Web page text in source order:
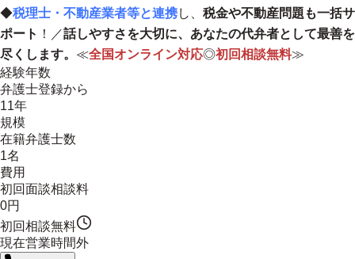
◆税理士・不動産業者等と連携し、 税金や不動産問題も一括サ
ポート ！／話しやすさを大切に、あなたの代弁者として最善を
尽くします。 ≪全国オンライン対応◎初回相談無料≫
経験年数
弁護士登録から
11年
規模
在籍弁護士数
1名
費用
初回面談相談料
0円
初回相談無料
現在営業時間外